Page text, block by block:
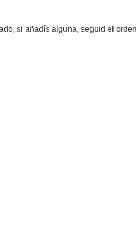
si añadís alguna, seguid el